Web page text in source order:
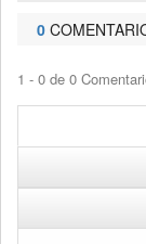
0
1 - 0 de 0